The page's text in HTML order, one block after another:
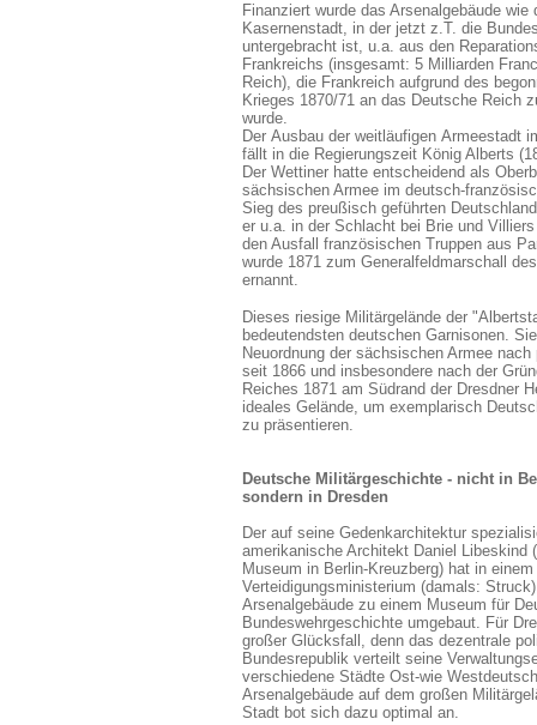
Finanziert wurde das Arsenalgebäude wie
Kasernenstadt, in der jetzt z.T. die
untergebracht ist, u.a. aus den
Frankreichs (insgesamt: 5 Milliarden
Reich), die Frankreich aufgrund des
Krieges 1870/71 an das Deutsche Reich
wurde.
Der Ausbau der weitläufigen Armeestadt
fällt in die Regierungszeit König Alberts (
Der Wettiner hatte entscheidend als
sächsischen Armee im deutsch-
Sieg des preußisch geführten
er u.a. in der Schlacht bei Brie und
den Ausfall französischen Truppen aus
wurde 1871 zum Generalfeldmarschall
ernannt.
Dieses riesige Militärgelände der
bedeutendsten deutschen Garnisonen.
Neuordnung der sächsischen Armee
seit 1866 und insbesondere nach der
Reiches 1871 am Südrand der Dresdner
ideales Gelände, um exemplarisch
zu präsentieren.
Deutsche Militärgeschichte - nicht in
sondern in Dresden
Der auf seine Gedenkarchitektur
amerikanische Architekt Daniel Libeskind
Museum in Berlin-Kreuzberg) hat in
Verteidigungsministerium (damals:
Arsenalgebäude zu einem Museum für
Bundeswehrgeschichte umgebaut. Für
großer Glücksfall, denn das dezentrale
Bundesrepublik verteilt seine
verschiedene Städte Ost-wie
Arsenalgebäude auf dem großen
Stadt bot sich dazu optimal an.